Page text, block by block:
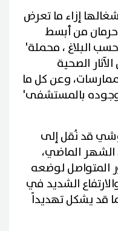
إزاء ما تعرض
من أبسط
البلاغ ، محملة'
الصحية
وعن كل ما
وجوده بالمستشفى'
قد نُقل إلى
الماضي،
المتواصل لوضعه
الشديد في
قد يشكل تهديداً